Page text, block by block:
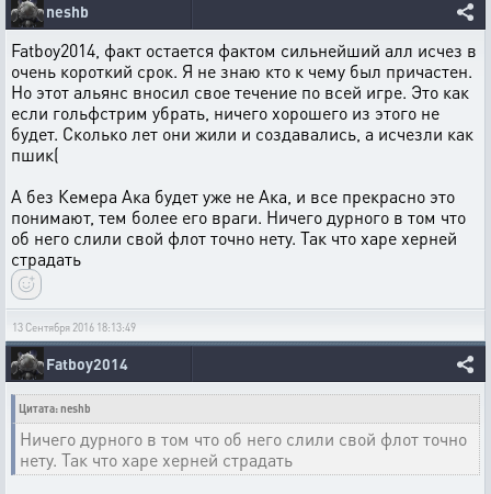
neshb
Fatboy2014, факт остается фактом сильнейший алл исчез в
очень короткий срок. Я не знаю кто к чему был причастен.
Но этот альянс вносил свое течение по всей игре. Это как
если гольфстрим убрать, ничего хорошего из этого не
будет. Сколько лет они жили и создавались, а исчезли как
пшик(
А без Кемера Ака будет уже не Ака, и все прекрасно это
понимают, тем более его враги. Ничего дурного в том что
об него слили свой флот точно нету. Так что харе херней
страдать
13 Сентября 2016 18:13:49
Fatboy2014
Цитата: neshb
Ничего дурного в том что об него слили свой флот точно
нету. Так что харе херней страдать